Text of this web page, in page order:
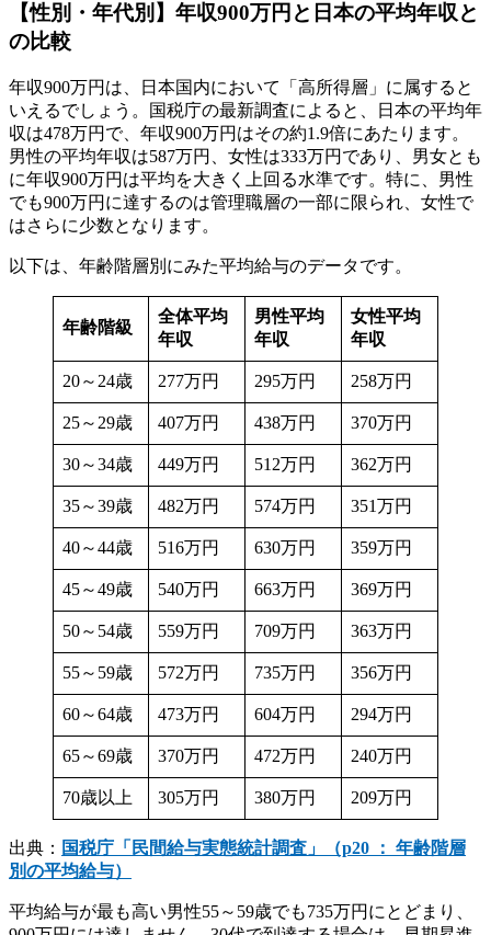
【性別・年代別】年収900万円と日本の平均年収と
の比較
年収900万円は、日本国内において「高所得層」に属すると
いえるでしょう。国税庁の最新調査によると、日本の平均年
収は478万円で、年収900万円はその約1.9倍にあたります。
男性の平均年収は587万円、女性は333万円であり、男女とも
に年収900万円は平均を大きく上回る水準です。特に、男性
でも900万円に達するのは管理職層の一部に限られ、女性で
はさらに少数となります。
以下は、年齢階層別にみた平均給与のデータです。
年齢階級
全体平均
年収
男性平均
年収
女性平均
年収
20～24歳 277万円 295万円 258万円
25～29歳 407万円 438万円 370万円
30～34歳 449万円 512万円 362万円
35～39歳 482万円 574万円 351万円
40～44歳 516万円 630万円 359万円
45～49歳 540万円 663万円 369万円
50～54歳 559万円 709万円 363万円
55～59歳 572万円 735万円 356万円
60～64歳 473万円 604万円 294万円
65～69歳 370万円 472万円 240万円
70歳以上 305万円 380万円 209万円
出典： 国税庁「民間給与実態統計調査」（p20 ： 年齢階層
別の平均給与）
平均給与が最も高い男性55～59歳でも735万円にとどまり、